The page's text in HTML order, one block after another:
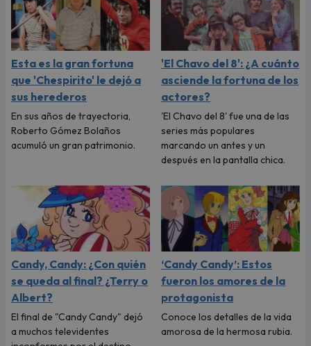
Esta es la gran fortuna
que 'Chespirito' le dejó a
sus herederos
En sus años de trayectoria,
Roberto Gómez Bolaños
acumuló un gran patrimonio.
'El Chavo del 8': ¿A cuánto
asciende la fortuna de los
actores?
'El Chavo del 8' fue una de las
series más populares
marcando un antes y un
después en la pantalla chica.
Candy, Candy: ¿Con quién
se queda al final? ¿Terry o
Albert?
El final de "Candy Candy" dejó
a muchos televidentes
‘Candy Candy’: Estos
fueron los amores de la
protagonista
Conoce los detalles de la vida
amorosa de la hermosa rubia.